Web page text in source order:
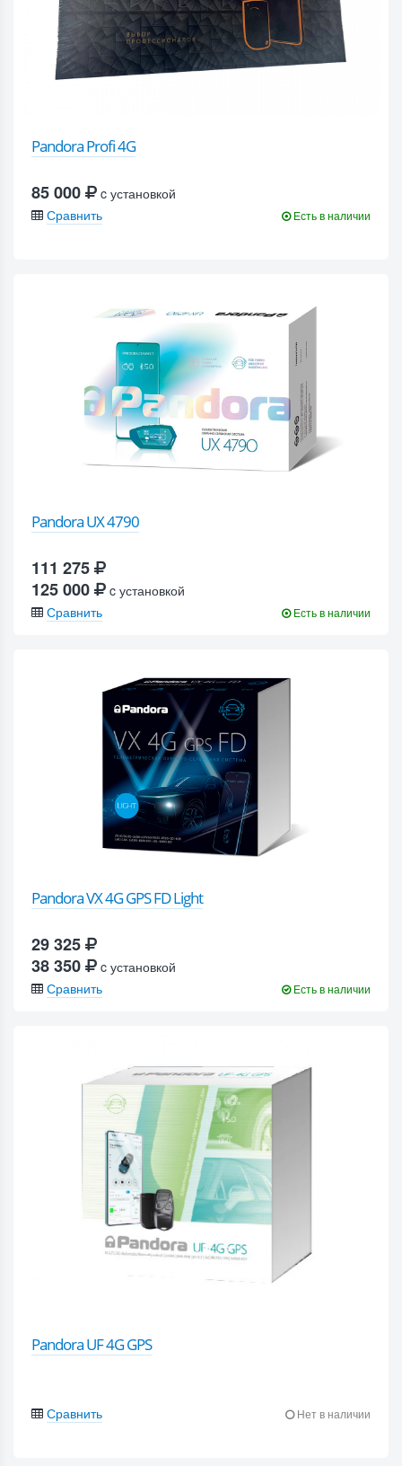
Pandora Profi 4G
85 000
c установкой
Сравнить
Есть в наличии
Pandora UX 4790
111 275
125 000
c установкой
Сравнить
Есть в наличии
Pandora VX 4G GPS FD Light
29 325
38 350
c установкой
Сравнить
Есть в наличии
Pandora UF 4G GPS
Сравнить Нет в наличии